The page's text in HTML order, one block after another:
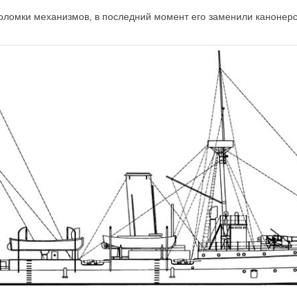
механизмов, в последний момент его заменили